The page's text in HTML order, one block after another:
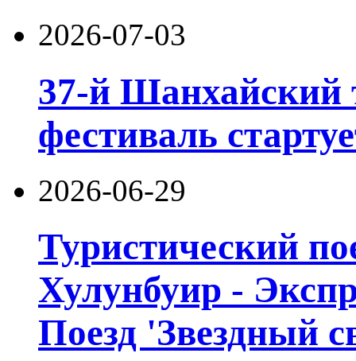
2026-07-03
37-й Шанхайский
фестиваль
2026-06-29
Туристический
Хулунбуир -
Поезд 'Звездный